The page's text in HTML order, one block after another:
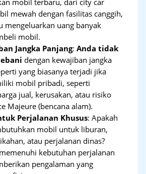
mobil terbaru, dari city car
mewah dengan fasilitas canggih,
mengeluarkan uang banyak
mobil.
Jangka Panjang:Anda tidak
dengan kewajiban jangka
yang biasanya terjadi jika
mobil pribadi, seperti
jual, kerusakan, atau risiko
Majeure (bencana alam).
Perjalanan Khusus: Apakah
mobil untuk liburan,
atau perjalanan dinas?
kebutuhan perjalanan
pengalaman yang